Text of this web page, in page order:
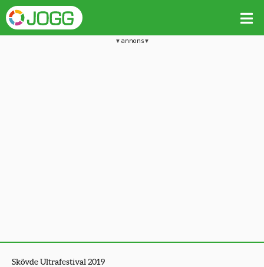
annons
Skövde Ultrafestival 2019